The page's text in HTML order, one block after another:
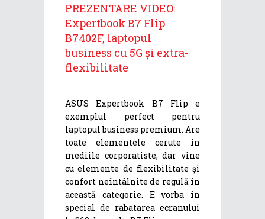
PREZENTARE VIDEO:
Expertbook B7 Flip
B7402F, laptopul
business cu 5G și extra-
flexibilitate
ASUS Expertbook B7 Flip e
exemplul perfect pentru
laptopul business premium. Are
toate elementele cerute în
mediile corporatiste, dar vine
cu elemente de flexibilitate și
confort neîntâlnite de regulă în
această categorie. E vorba în
special de rabatarea ecranului